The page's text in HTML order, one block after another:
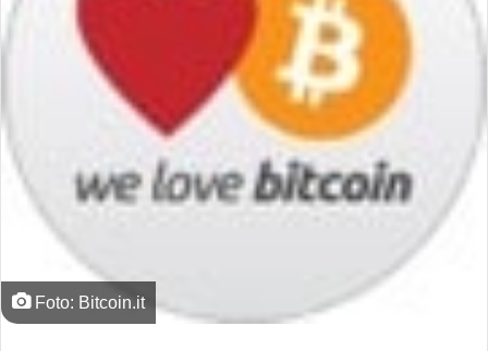
Foto: Bitcoin.it